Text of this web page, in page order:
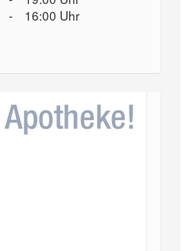
- 16:00 Uhr